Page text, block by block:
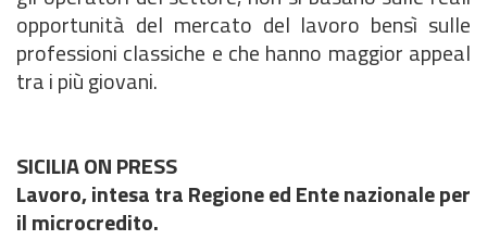
opportunità del mercato del lavoro bensì sulle
professioni classiche e che hanno maggior appeal
tra i più giovani.
SICILIA ON PRESS
Lavoro, intesa tra Regione ed Ente nazionale per
il microcredito.